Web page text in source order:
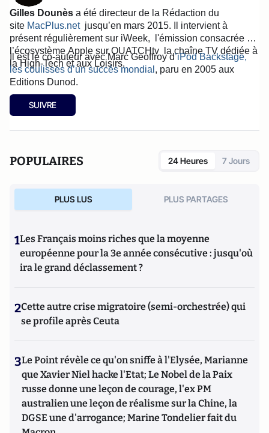
Gilles Dounès a été directeur de la Rédaction du
site MacPlus.netjusqu’en mars 2015. Il intervient à
présent régulièrement sur iWeek, l'émission consacrée à
l’écosystème Apple sur OUATCHtv la chaîne TV dédiée à
la High-Tech et aux Loisirs.
Il est le co-auteur avec Marc Geoffroy d’iPod Backstage,
les coulisses d’un succès mondial , paru en 2005 aux
Editions Dunod.
SUIVRE
POPULAIRES 24 Heures 7 Jours
PLUS LUS PLUS PARTAGES
1Les Français moins riches que la moyenne
européenne pour la 3e année consécutive : jusqu'où
ira le grand déclassement ?
2Cette autre crise migratoire (semi-orchestrée) qui
se profile après Ceuta
3Le Point révèle ce qu'on sniffe à l'Elysée, Marianne
que Xavier Niel hacke l'Etat; Le Nobel de la Paix
russe donne une leçon de courage, l'ex PM
australien une leçon de réalisme sur la Chine, la
DGSE une d'arrogance; Marine Tondelier fait du